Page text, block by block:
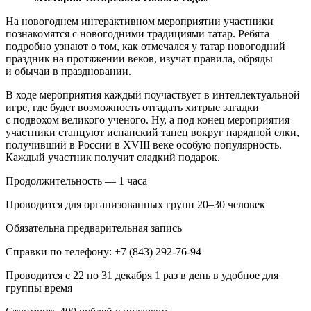
На новогоднем интерактивном мероприятии участники
познакомятся с новогодними традициями татар. Ребята
подробно узнают о том, как отмечался у татар новогодний
праздник на протяжении веков, изучат правила, обряды
и обычаи в праздновании.
В ходе мероприятия каждый поучаствует в интеллектуальной
игре, где будет возможность отгадать хитрые загадки
с подвохом великого ученого. Ну, а под конец мероприятия
участники станцуют испанский танец вокруг нарядной елки,
получивший в России в XVIII веке особую популярность.
Каждый участник получит сладкий подарок.
Продолжительность — 1 часа
Проводится для организованных групп 20–30 человек
Обязательна предварительная запись
Справки по телефону: +7 (843) 292‑76‑94
Проводится с 22 по 31 декабря 1 раз в день в удобное для
группы время